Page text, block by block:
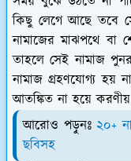
কিছু লেগে আছে তবে
নামাজের মাঝপথে বা
তাহলে সেই নামাজ
নামাজ গ্রহণযোগ্য হয়
আতঙ্কিত না হয়ে করণীয়
আরোও পড়ুনঃ২০+
ছবিসহ